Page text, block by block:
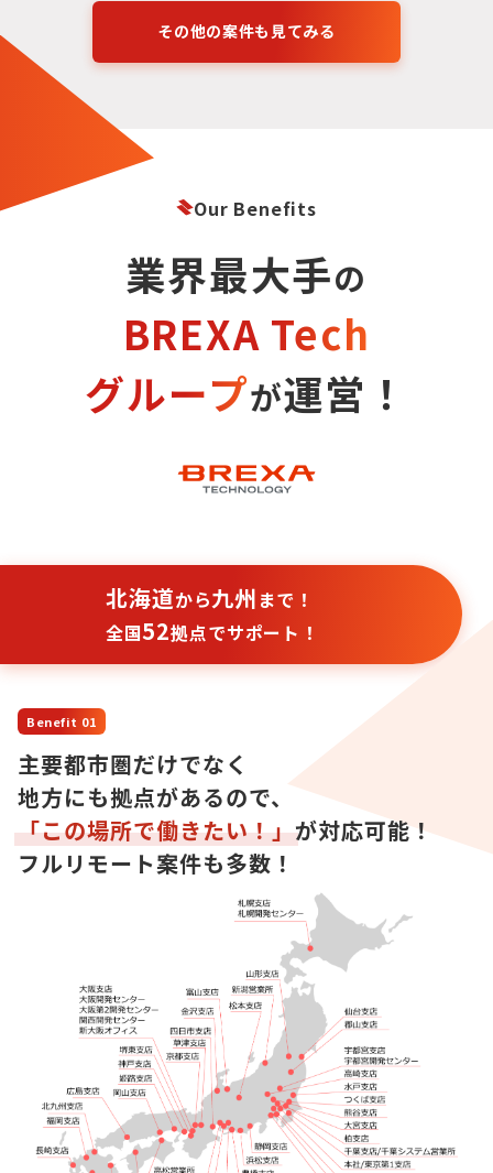
その他の案件も見てみる
Our Benefits
業界最大手の
BREXA Tech
グループが運営！
北海道から九州 まで！
全国52拠点でサポート！
Benefit 01
主要都市圏だけでなく
地方にも拠点があるので、
「この場所で働きたい！」が対応可能！
フルリモート案件も多数！